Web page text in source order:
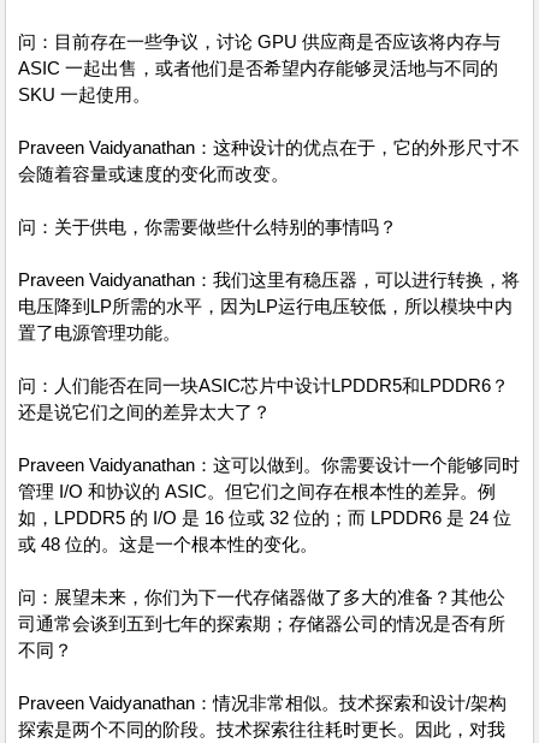
问：目前存在一些争议，讨论 GPU 供应商是否应该将内存与
ASIC 一起出售，或者他们是否希望内存能够灵活地与不同的
SKU 一起使用。
Praveen Vaidyanathan：这种设计的优点在于，它的外形尺寸不
会随着容量或速度的变化而改变。
问：关于供电，你需要做些什么特别的事情吗？
Praveen Vaidyanathan：我们这里有稳压器，可以进行转换，将
电压降到LP所需的水平，因为LP运行电压较低，所以模块中内
置了电源管理功能。
问：人们能否在同一块ASIC芯片中设计LPDDR5和LPDDR6？
还是说它们之间的差异太大了？
Praveen Vaidyanathan：这可以做到。你需要设计一个能够同时
管理 I/O 和协议的 ASIC。但它们之间存在根本性的差异。例
如，LPDDR5 的 I/O 是 16 位或 32 位的；而 LPDDR6 是 24 位
或 48 位的。这是一个根本性的变化。
问：展望未来，你们为下一代存储器做了多大的准备？其他公
司通常会谈到五到七年的探索期；存储器公司的情况是否有所
不同？
Praveen Vaidyanathan：情况非常相似。技术探索和设计/架构
探索是两个不同的阶段。技术探索往往耗时更长。因此，对我